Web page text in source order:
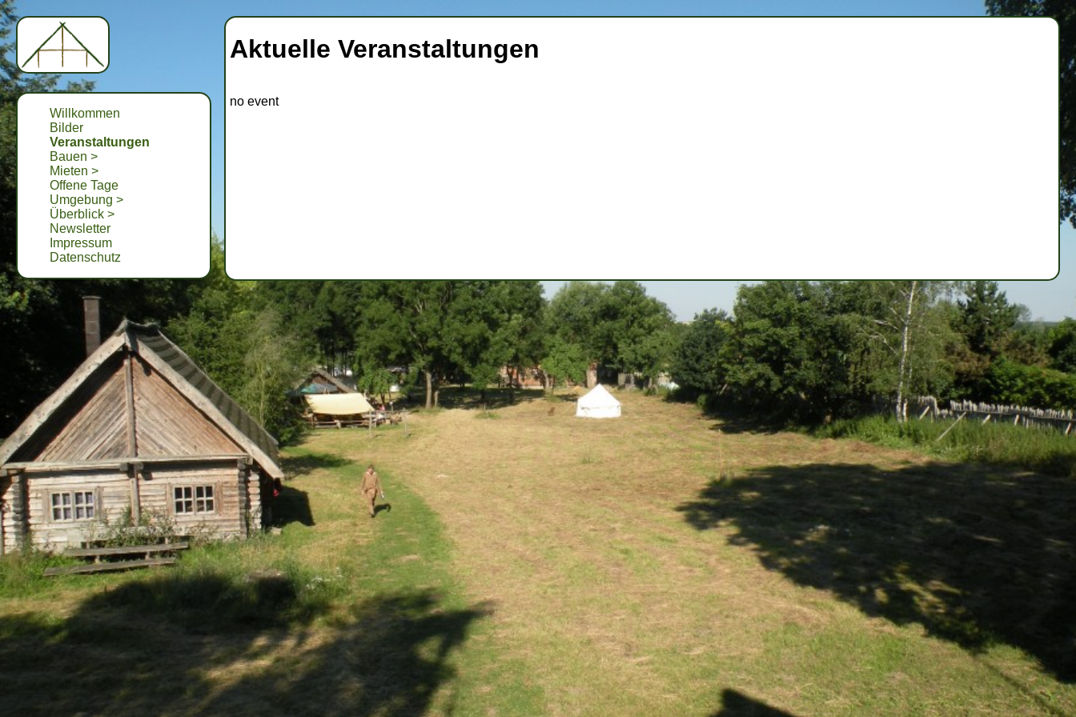
Willkommen
Bilder
Veranstaltungen
Bauen >
Mieten >
Offene Tage
Umgebung >
Überblick >
Newsletter
Impressum
Datenschutz
Aktuelle Veranstaltungen
no event